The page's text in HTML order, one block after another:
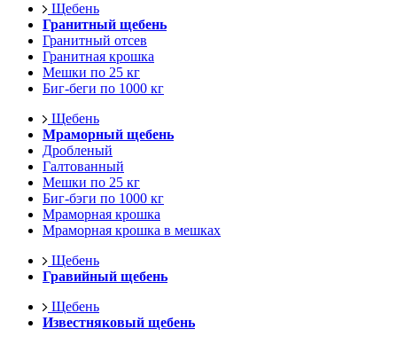
Щебень
Гранитный щебень
Гранитный отсев
Гранитная крошка
Мешки по 25 кг
Биг-беги по 1000 кг
Щебень
Мраморный щебень
Дробленый
Галтованный
Мешки по 25 кг
Биг-бэги по 1000 кг
Мраморная крошка
Мраморная крошка в мешках
Щебень
Гравийный щебень
Щебень
Известняковый щебень